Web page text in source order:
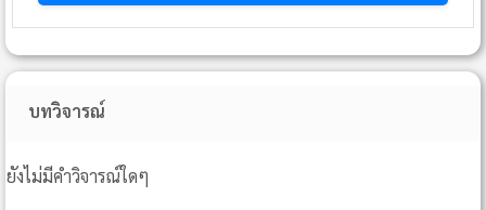
บทวิจารณ์
ยังไม่มีคำวิจารณ์ใดๆ